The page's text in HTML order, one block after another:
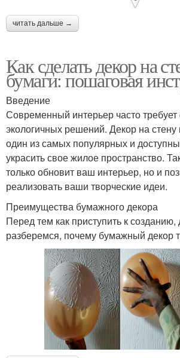
читать дальше →
Как сделать декор на
бумаги: пошаговая
Введение
Современный интерьер часто
экологичных решений. Декор на
один из самых популярных и
украсить свое жилое пространство.
только обновит ваш интерьер, но и
реализовать ваши творческие идеи.
Преимущества бумажного декора
Перед тем как приступить к созданию,
разберемся, почему бумажный декор